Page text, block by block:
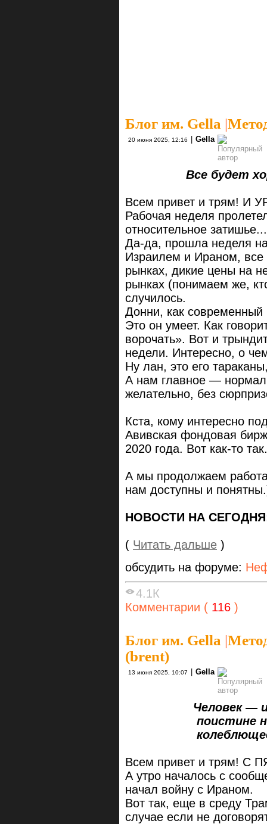
Блог им. Gella |
20 июня 2025, 12:16 | Gella
Все будет
Всем привет и трям! И
Рабочая неделя
относительное
Да-да, прошла неделя
Израилем и Ираном, все
рынках, дикие цены на
рынках (понимаем же,
случилось.
Донни, как современный
Это он умеет. Как
ворочать». Вот и
недели. Интересно, о
Ну лан, это его
А нам главное —
желательно, без
Кста, кому интересно
Авивская фондовая
2020 года. Вот как-то так.
А мы продолжаем
нам доступны и
НОВОСТИ НА
( Читать дальше )
обсудить на форуме:
4.1К
Комментарии ( 116 )
Блог им. Gella |
(brent)
13 июня 2025, 10:07 Gella
Человек —
поистине
колеблющееся
Всем привет и трям! С
А утро началось с
начал войну с Ираном.
Вот так, еще в среду
случае если не